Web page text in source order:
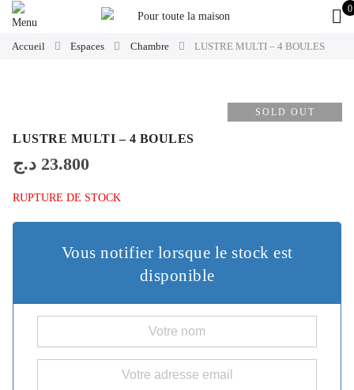
0
Accueil Espaces Chambre LUSTRE MULTI – 4 BOULES
SOLD OUT
LUSTRE MULTI – 4 BOULES
23.800 د.ج
RUPTURE DE STOCK
Vous notifier lorsque le stock est
disponible